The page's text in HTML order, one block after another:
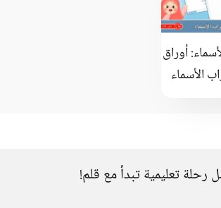
أوراق
الأسماء
رحلة تعليمية تبدأ مع قلم!